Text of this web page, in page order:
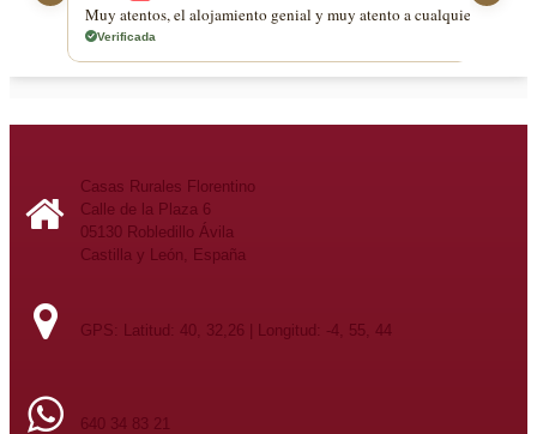
Muy atentos, el alojamiento genial y muy atento a cualquier
Verificada
Casas Rurales Florentino
Calle de la Plaza 6
05130 Robledillo Ávila
Castilla y León, España
GPS: Latitud: 40, 32,26 | Longitud: -4, 55, 44
640 34 83 21